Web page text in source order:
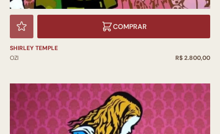
COMPRAR
SHIRLEY TEMPLE
OZI
R$ 2.800,00